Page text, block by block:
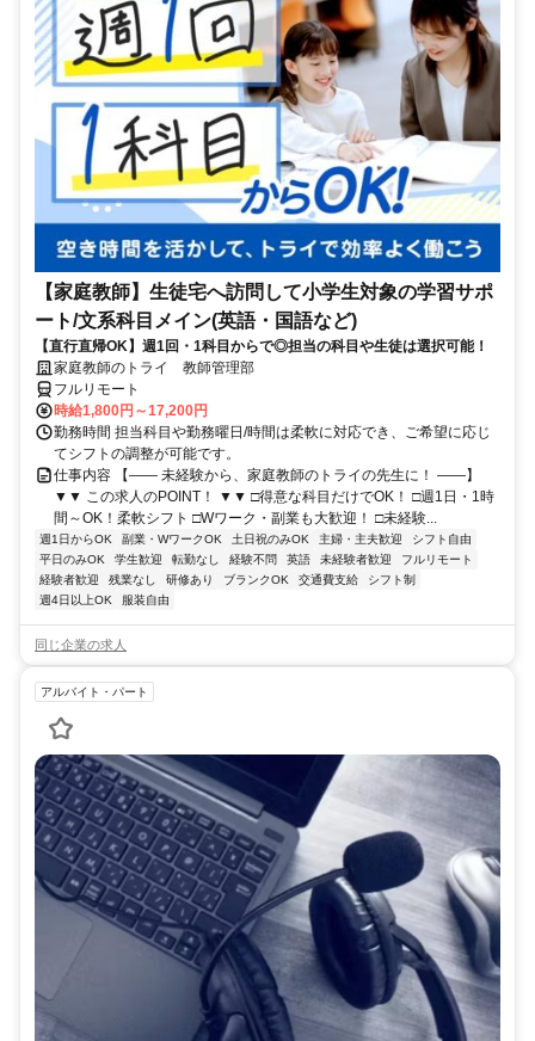
【家庭教師】生徒宅へ訪問して小学生対象の学習サポ
ート/文系科目メイン(英語・国語など)
【直行直帰OK】週1回・1科目からで◎担当の科目や生徒は選択可能！
家庭教師のトライ 教師管理部
フルリモート
時給1,800円～17,200円
勤務時間 担当科目や勤務曜日/時間は柔軟に対応でき、ご希望に応じ
てシフトの調整が可能です。
仕事内容 【―― 未経験から、家庭教師のトライの先生に！ ――】
▼▼ この求人のPOINT！ ▼▼ □得意な科目だけでOK！ □週1日・1時
間～OK！柔軟シフト □Wワーク・副業も大歓迎！ □未経験...
週1日からOK 副業・WワークOK 土日祝のみOK 主婦・主夫歓迎
シフト自由
平日のみOK
学生歓迎 転勤なし 経験不問 英語 未経験者歓迎
フルリモート
経験者歓迎
残業なし 研修あり ブランクOK 交通費支給
シフト制
週4日以上OK
服装自由
同じ企業の求人
アルバイト・パート